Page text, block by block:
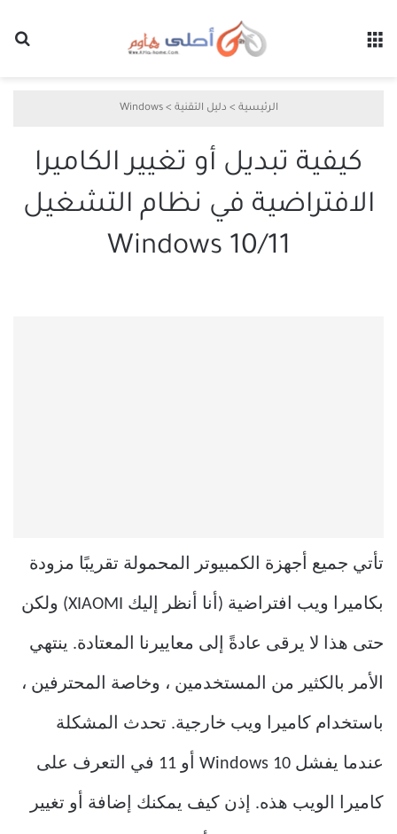
الرئيسية > دليل التقنية >
Windows
كيفية تبديل أو تغيير الكاميرا
الافتراضية في نظام التشغيل
Windows 10/11
تأتي جميع أجهزة الكمبيوتر المحمولة تقريبًا مزودة
بكاميرا ويب افتراضية (أنا أنظر إليك XIAOMI) ولكن
حتى هذا لا يرقى عادةً إلى معاييرنا المعتادة. ينتهي
الأمر بالكثير من المستخدمين ، وخاصة المحترفين ،
باستخدام كاميرا ويب خارجية. تحدث المشكلة
عندما يفشل Windows 10 أو 11 في التعرف على
كاميرا الويب هذه. إذن كيف يمكنك إضافة أو تغيير